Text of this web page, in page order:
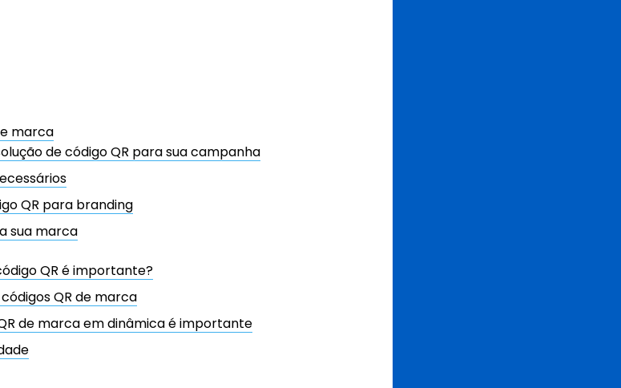
marca
de código QR para sua campanha
QR para branding
sua marca
QR é importante?
QR de marca
de marca em dinâmica é importante